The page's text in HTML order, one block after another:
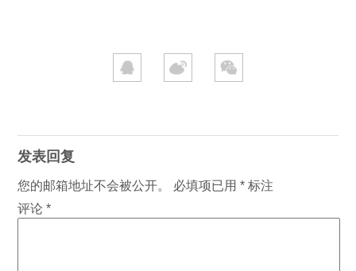
发表回复
您的邮箱地址不会被公开。 必填项已用* 标注
评论*